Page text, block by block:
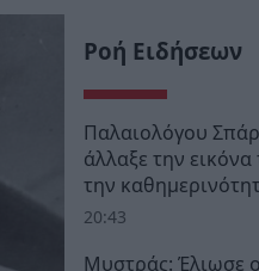
Ροή Ειδήσεων
Παλαιολόγου
άλλαξε την
την
20:43
Μυστράς: Έλιωσε